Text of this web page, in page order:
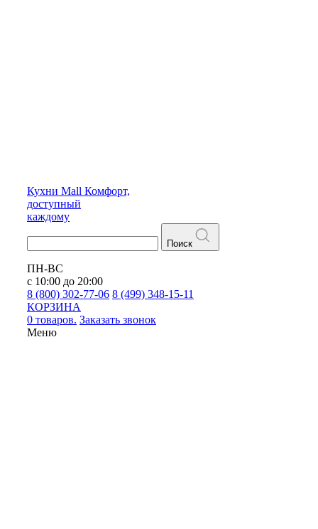
Кухни Mall Комфорт,
доступный
каждому
Поиск
ПН-ВС
с 10:00 до 20:00
8 (800) 302-77-06 8 (499) 348-15-11
КОРЗИНА
0 товаров. Заказать звонок
Меню